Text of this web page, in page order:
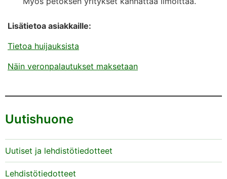
Lisätietoa asiakkaille:
Tietoa huijauksista
Näin veronpalautukset maksetaan
Uutishuone
Uutiset ja lehdistötiedotteet
Lehdistötiedotteet